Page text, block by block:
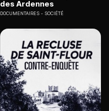
des Ardennes
DOCUMENTAIRES SOCIÉTÉ